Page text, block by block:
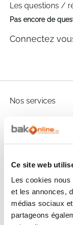
Ce site web
Les cookies nous
et les annonces,
médias sociaux
partageons
Les questions /
Pas encore de
Connectez
Nos services
100%
24/72H
Garanties